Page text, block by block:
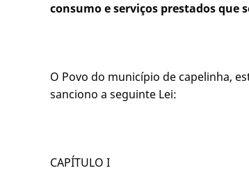
consumo e serviços prestados
O Povo do município de capelinha,
sanciono a seguinte Lei:
CAPÍTULO I